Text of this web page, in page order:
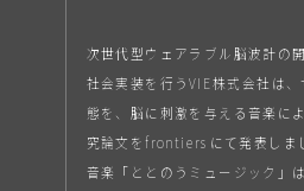
次世代型ウェアラブル脳波計の
社会実装を行うVIE株式会社は
態を、脳に刺激を与える音楽に
究論文をfrontiersにて発表しま
音楽「ととのうミュージック」